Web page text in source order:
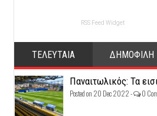
RSS Feed Widget
ΤΕΛΕΥΤΑΙΑ ΔΗΜΟΦΙΛΗ
Παναιτωλικός: Τα
Posted on 20 Dec 2022 - 0